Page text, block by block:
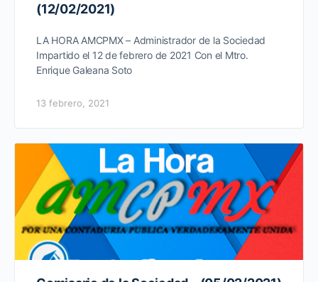
(12/02/2021)
LA HORA AMCPMX – Administrador de la Sociedad
Impartido el 12 de febrero de 2021 Con el Mtro.
Enrique Galeana Soto
13 febrero, 2021